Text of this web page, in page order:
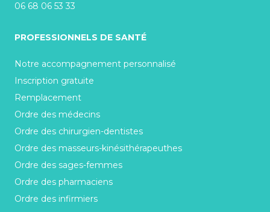
06 68 06 53 33
PROFESSIONNELS DE SANTÉ
Notre accompagnement personnalisé
Inscription gratuite
Remplacement
Ordre des médecins
Ordre des chirurgien-dentistes
Ordre des masseurs-kinésithérapeuthes
Ordre des sages-femmes
Ordre des pharmaciens
Ordre des infirmiers